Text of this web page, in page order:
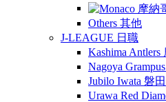
Others 其他
J-LEAGUE 日職
Kashima Antlers
Nagoya
Jubilo Iwata 磐
Urawa Red